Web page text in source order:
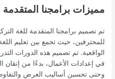
مميزات برامجنا المتقدمة
تم تصميم برامجنا المتقدمة للغة
للمحترفين، حيث تجمع بين تعليم
الواقعية. تم تصميم هذه الدورات
في إعدادات الأعمال، بدءًا من
وحتى تحسين أساليب العرض